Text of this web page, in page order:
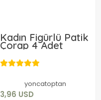
Kadın Figürlü Patik
Çorap 4 Adet
yoncatoptan
3,96 USD
3,96 USD